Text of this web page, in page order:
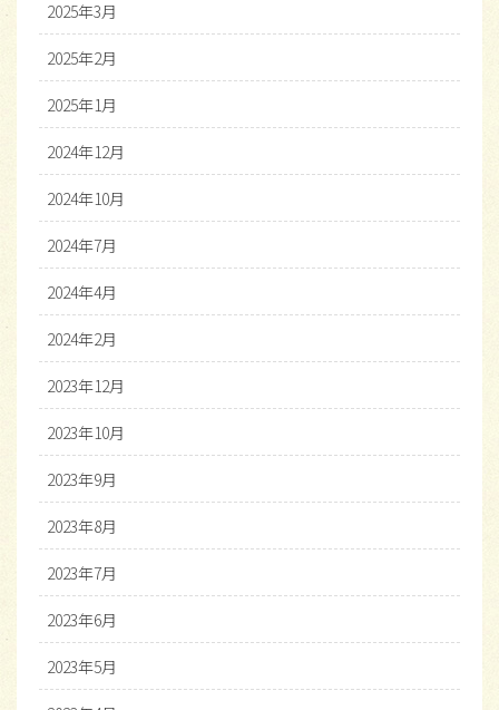
2025年3月
2025年2月
2025年1月
2024年12月
2024年10月
2024年7月
2024年4月
2024年2月
2023年12月
2023年10月
2023年9月
2023年8月
2023年7月
2023年6月
2023年5月